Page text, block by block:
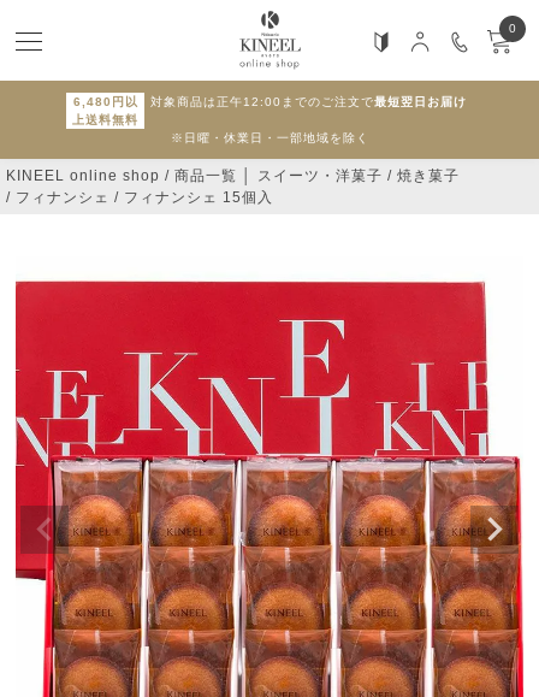
6,480円以
上送料無料
対象商品は正午12:00までのご注文で最短翌日お届け
※日曜・休業日・一部地域を除く
0
KINEEL online shop 商品一覧 │ スイーツ・洋菓子
焼き菓子
フィナンシェ
フィナンシェ 15個入